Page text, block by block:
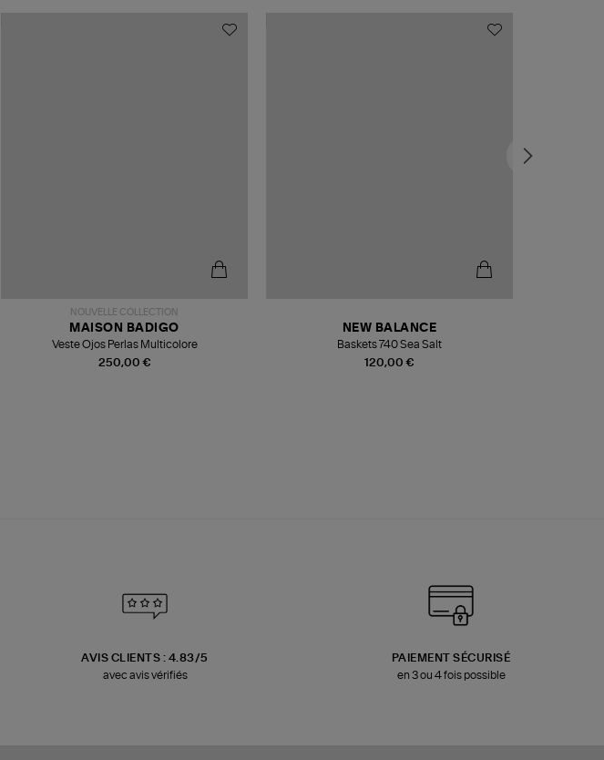
NOUVELLE COLLECTION
250,00 €
MAISON BADIGO
Veste Ojos Perlas Multicolore
120,00 €
NEW BALANCE
Baskets 740 Sea Salt
AVIS CLIENTS : 4.83/5
avec avis vérifiés
PAIEMENT SÉCURISÉ
en 3 ou 4 fois possible